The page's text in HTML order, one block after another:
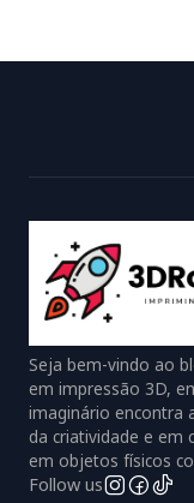
Seja bem-vindo ao
em impressão 3D,
imaginário encontra
da criatividade e em
em objetos físicos
Follow us